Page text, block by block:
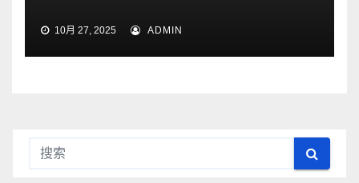
10月 27, 2025 ADMIN